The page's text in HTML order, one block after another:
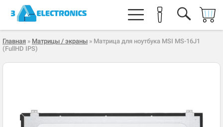
Главная » Матрицы / экраны » Матрица для ноутбука MSI MS-16J1
(FullHD IPS)